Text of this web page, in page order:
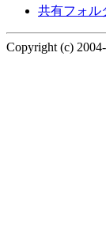
共有フォル
Copyright (c)